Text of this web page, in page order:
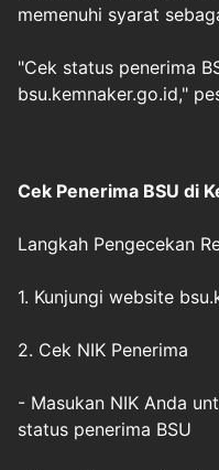
memenuhi syarat
"Cek status penerima
bsu.kemnaker.go.id,"
Cek Penerima BSU di
Langkah Pengecekan
1. Kunjungi website
2. Cek NIK Penerima
- Masukan NIK Anda
status penerima BSU